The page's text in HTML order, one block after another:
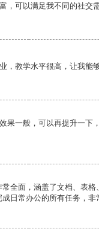
，可以满足我不同的社交需
，教学水平很高，让我能
果一般，可以再提升一下
全面，涵盖了文档、表格
日常办公的所有任务，非